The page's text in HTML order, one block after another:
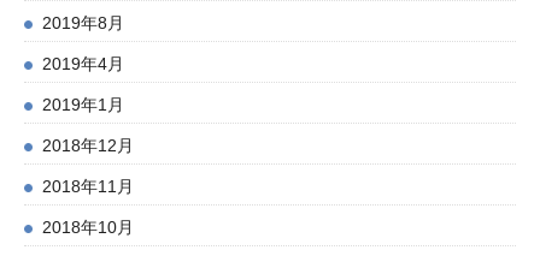
2019年8月
2019年4月
2019年1月
2018年12月
2018年11月
2018年10月